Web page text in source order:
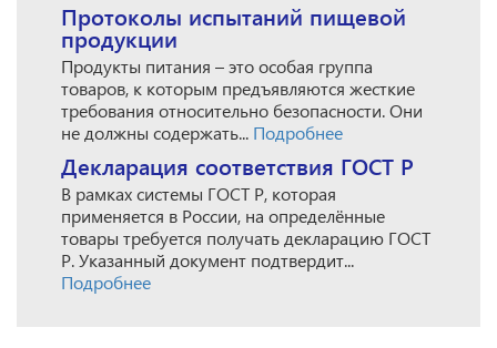
Протоколы испытаний пищевой
продукции
Продукты питания – это особая группа
товаров, к которым предъявляются жесткие
требования относительно безопасности. Они
не должны содержать... Подробнее
Декларация соответствия ГОСТ Р
В рамках системы ГОСТ Р, которая
применяется в России, на определённые
товары требуется получать декларацию ГОСТ
Р. Указанный документ подтвердит...
Подробнее